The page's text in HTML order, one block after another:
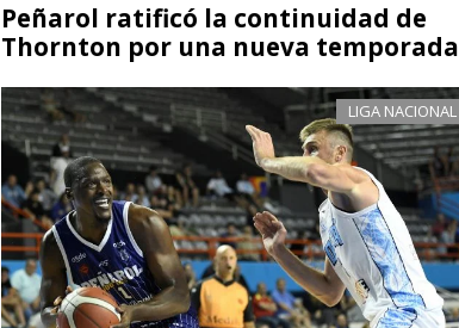
Peñarol ratificó la continuidad de
Thornton por una nueva temporada
LIGA NACIONAL